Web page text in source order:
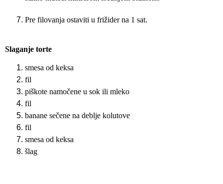
Pre filovanja ostaviti u frižider na 1 sat.
Slaganje torte
smesa od keksa
fil
piškote namočene u sok ili mleko
fil
banane sečene na deblje kolutove
fil
smesa od keksa
šlag